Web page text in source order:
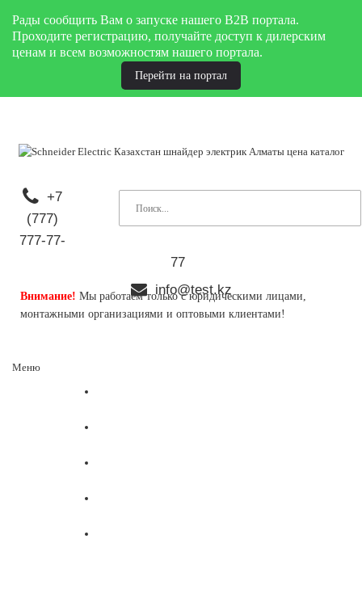
Рады сообщить Вам о запуске нашего B2B портала.
Проходите регистрацию, получайте доступ к дилерским
ценам и всем возможностям нашего портала.
Перейти на портал
+7
(777)
777-77-
77
info@test.kz
Внимание! Мы работаем только с юридическими лицами,
монтажными организациями и оптовыми клиентами!
Меню